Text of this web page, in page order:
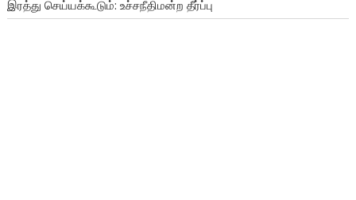
இரத்து செய்யக்கூடும்: உச்சநீதிமன்ற தீர்ப்பு